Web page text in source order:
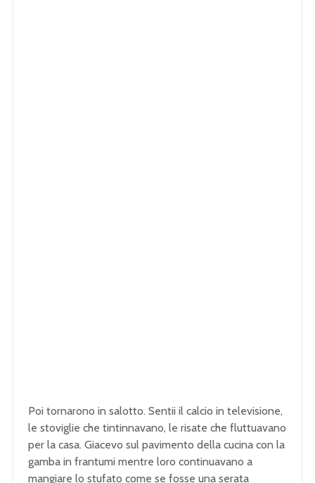
Poi tornarono in salotto. Sentii il calcio in televisione,
le stoviglie che tintinnavano, le risate che fluttuavano
per la casa. Giacevo sul pavimento della cucina con la
gamba in frantumi mentre loro continuavano a
mangiare lo stufato come se fosse una serata